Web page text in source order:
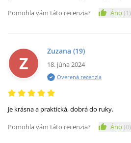
Pomohla vám táto recenzia?
Áno (1)
Z
Zuzana (19)
18. júna 2024
Overená recenzia
Je krásna a praktická, dobrá do ruky.
Pomohla vám táto recenzia?
Áno (0)